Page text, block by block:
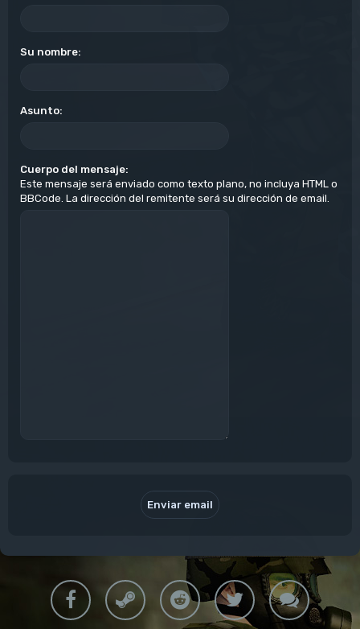
Su nombre:
Asunto:
Cuerpo del mensaje:
Este mensaje será enviado como texto plano, no incluya HTML o
BBCode. La dirección del remitente será su dirección de email.